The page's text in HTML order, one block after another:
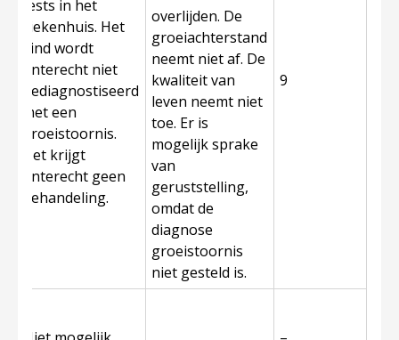
tests in het
ziekenhuis. Het
kind wordt
onterecht niet
gediagnostiseerd
met een
groeistoornis.
Het krijgt
onterecht geen
behandeling.
overlijden. De
groeiachterstand
neemt niet af. De
kwaliteit van
leven neemt niet
toe. Er is
mogelijk sprake
van
geruststelling,
omdat de
diagnose
groeistoornis
niet gesteld is.
9